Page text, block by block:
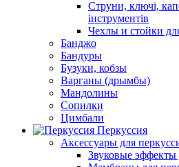
Струни, ключі,
інструментів
Чехлы и стойки
Банджо
Бандуры
Бузуки, кобзы
Варганы (дрымбы)
Мандолины
Сопилки
Цимбали
Перкуссия
Аксессуары для
Звуковые эффекты